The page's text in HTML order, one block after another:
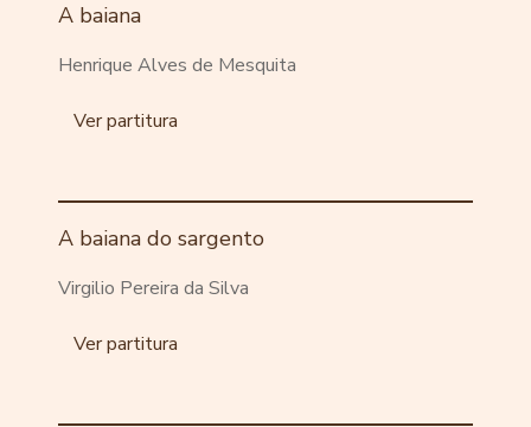
A baiana
Henrique Alves de Mesquita
Ver partitura
A baiana do sargento
Virgilio Pereira da Silva
Ver partitura